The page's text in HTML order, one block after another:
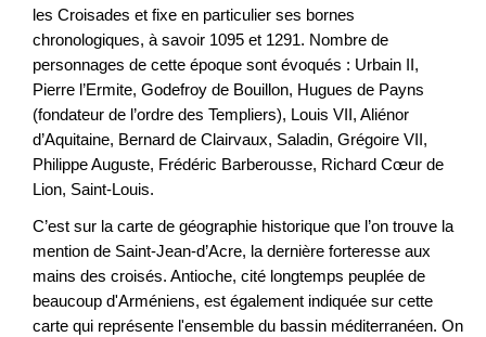
les Croisades et fixe en particulier ses bornes
chronologiques, à savoir 1095 et 1291. Nombre de
personnages de cette époque sont évoqués : Urbain II,
Pierre l’Ermite, Godefroy de Bouillon, Hugues de Payns
(fondateur de l’ordre des Templiers), Louis VII, Aliénor
d’Aquitaine, Bernard de Clairvaux, Saladin, Grégoire VII,
Philippe Auguste, Frédéric Barberousse, Richard Cœur de
Lion, Saint-Louis.
C’est sur la carte de géographie historique que l’on trouve la
mention de Saint-Jean-d’Acre, la dernière forteresse aux
mains des croisés. Antioche, cité longtemps peuplée de
beaucoup d'Arméniens, est également indiquée sur cette
carte qui représente l'ensemble du bassin méditerranéen. On